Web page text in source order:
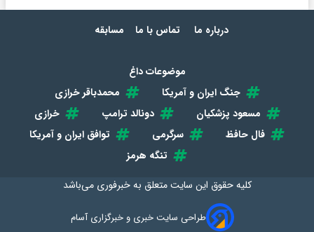
درباره ما تماس با ما مسابقه
موضوعات داغ
جنگ ایران و آمریکا
محمدباقر خرازی
مسعود پزشکیان
دونالد ترامپ
خرازی
فال حافظ
سرگرمی
توافق ایران و آمریکا
تنگه هرمز
کلیه حقوق این سایت متعلق بهخبرفوری می‌باشد
طراحی سایت خبری و خبرگزاری آسام